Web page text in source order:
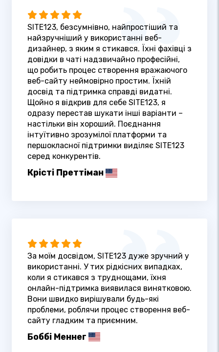
SITE123, безсумнівно, найпростіший та
найзручніший у використанні веб-
дизайнер, з яким я стикався. Їхні фахівці з
довідки в чаті надзвичайно професійні,
що робить процес створення вражаючого
веб-сайту неймовірно простим. Їхній
досвід та підтримка справді видатні.
Щойно я відкрив для себе SITE123, я
одразу перестав шукати інші варіанти –
настільки він хороший. Поєднання
інтуїтивно зрозумілої платформи та
першокласної підтримки виділяє SITE123
серед конкурентів.
Крісті Преттіман
За моїм досвідом, SITE123 дуже зручний у
використанні. У тих рідкісних випадках,
коли я стикався з труднощами, їхня
онлайн-підтримка виявилася винятковою.
Вони швидко вирішували будь-які
проблеми, роблячи процес створення веб-
сайту гладким та приємним.
Боббі Меннег